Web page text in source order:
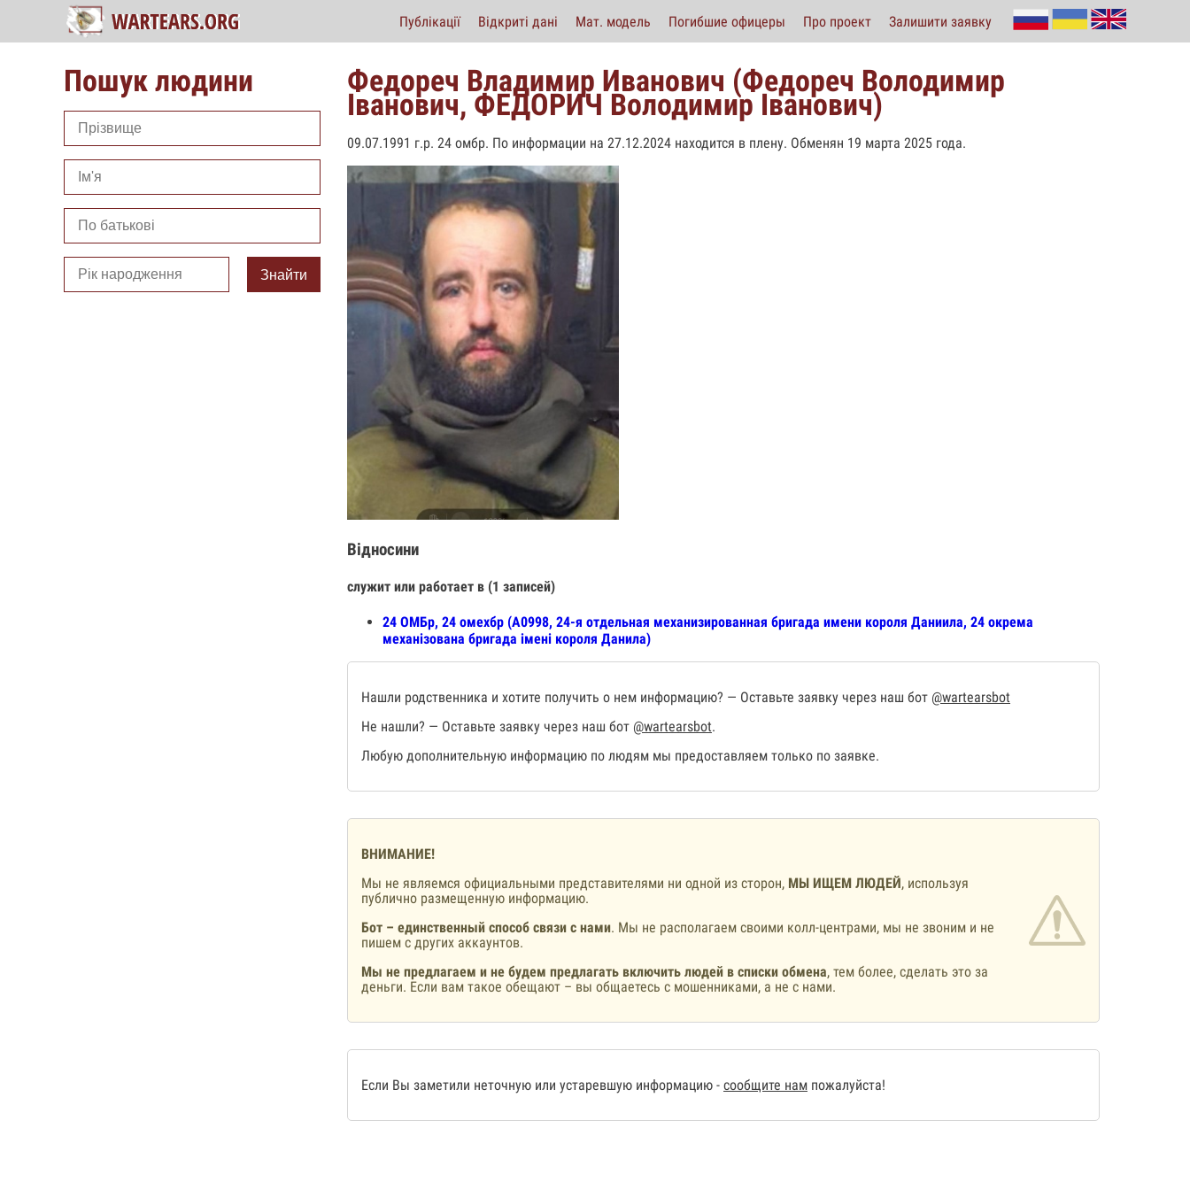
Публікації Відкриті дані Мат. модель Погибшие офицеры Про проект Залишити заявку
Пошук людини
Знайти
Федореч Владимир Иванович (Федореч Володимир
Іванович, ФЕДОРИЧ Володимир Іванович)
09.07.1991 г.р. 24 омбр. По информации на 27.12.2024 находится в плену. Обменян 19 марта 2025 года.
Відносини
служит или работает в (1 записей)
24 ОМБр, 24 омехбр (А0998, 24-я отдельная механизированная бригада имени короля Даниила, 24 окрема
механізована бригада імені короля Данила)
Нашли родственника и хотите получить о нем информацию? — Оставьте заявку через наш бот @wartearsbot
Не нашли? — Оставьте заявку через наш бот @wartearsbot.
Любую дополнительную информацию по людям мы предоставляем только по заявке.
ВНИМАНИЕ!
Мы не являемся официальными представителями ни одной из сторон, МЫ ИЩЕМ ЛЮДЕЙ, используя
публично размещенную информацию.
Бот – единственный способ связи с нами. Мы не располагаем своими колл-центрами, мы не звоним и не
пишем с других аккаунтов.
Мы не предлагаем и не будем предлагать включить людей в списки обмена, тем более, сделать это за
деньги. Если вам такое обещают – вы общаетесь с мошенниками, а не с нами.
Если Вы заметили неточную или устаревшую информацию - сообщите нам пожалуйста!